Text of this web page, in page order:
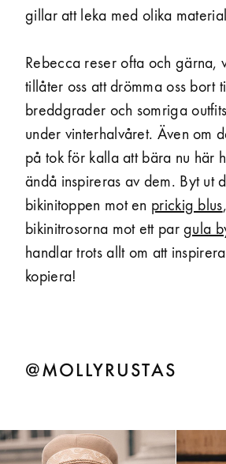
gillar att leka med olika
Rebecca reser ofta och gärna,
tillåter oss att drömma oss bort
bredd­grader och somriga
under vinter­halvåret. Även om
på tok för kalla att bära nu här
ändå inspireras av dem. Byt ut
bikini­toppen mot en prickig blus
bikini­trosorna mot ett pargula
handlar trots allt om att
kopiera!
@MOLLYRUSTAS